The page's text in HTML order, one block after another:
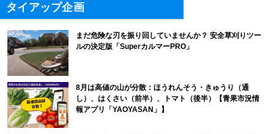
タイアップ企画
まだ危険な刃を振り回していませんか？ 安全草刈りツー
ルの決定版「SuperカルマーPRO」
8月は高値の山が分散：ほうれんそう・きゅうり（通
し）、はくさい（前半）、トマト（後半）【青果市況情
報アプリ「YAOYASAN」】